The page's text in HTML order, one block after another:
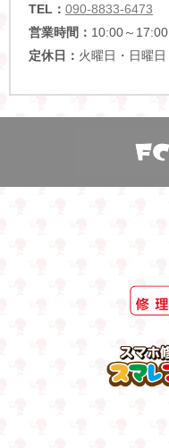
TEL： 090-8833-6473
営業時間： 10:00～17:00
定休日： 火曜日・日曜日